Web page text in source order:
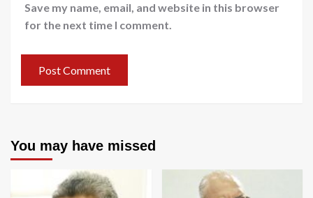
Save my name, email, and website in this browser
for the next time I comment.
You may have missed